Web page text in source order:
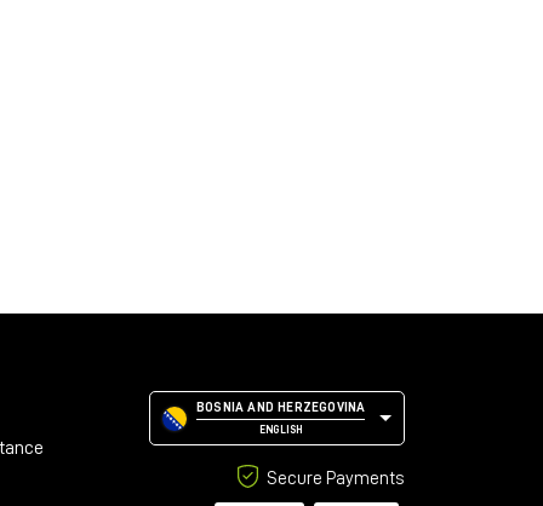
BOSNIA AND HERZEGOVINA
ENGLISH
Secure Payments